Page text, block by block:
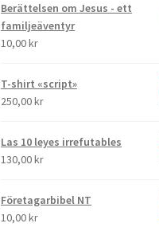
Berättelsen om Jesus - ett
familjeäventyr
10,00kr
T-shirt «script»
250,00kr
Las 10 leyes irrefutables
130,00kr
Företagarbibel NT
10,00kr